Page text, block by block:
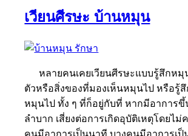
เวียนศีรษะ บ้านหมุน
หลายคนเคยเวียนศีรษะแบบรู้สึกหมุ
ตัวหรือสิ่งของที่มองเห็นหมุนไป หรือรู้สึ
หมุนไป ทั้ง ๆ ที่ก็อยู่กับที่ หากมีอาการขึ้
ลำบาก เสี่ยงต่อการเกิดอุบัติเหตุโดยไม่
คนมีอาการเป็นนาที บางคนมีอาการเป็